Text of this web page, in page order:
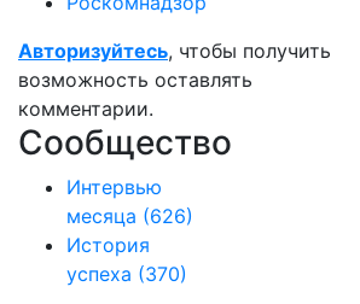
Авторизуйтесь, чтобы получить
возможность оставлять
комментарии.
Сообщество
Интервью
месяца (626)
История
успеха (370)